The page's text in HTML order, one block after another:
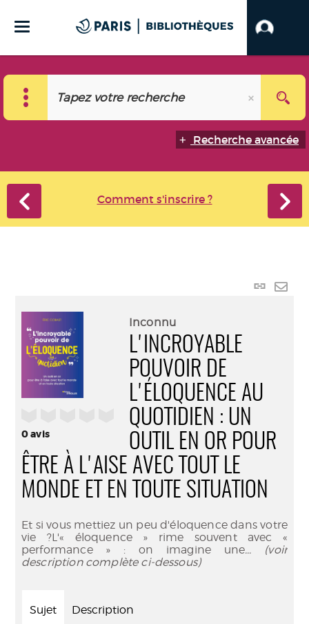
Recherche avancée
Comment s'inscrire ?
Lien
0avis
Inconnu
L'INCROYABLE
POUVOIR DE
L'ÉLOQUENCE AU
QUOTIDIEN : UN
OUTIL EN OR POUR
ÊTRE À L'AISE AVEC TOUT LE
MONDE ET EN TOUTE SITUATION
Et si vous mettiez un peu d'éloquence dans votre
vie ?L'« éloquence » rime souvent avec «
performance » : on imagine une... (voir
description complète ci-dessous)
Sujet Description